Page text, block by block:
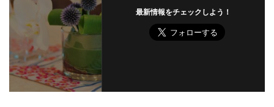
最新情報をチェックしよう！